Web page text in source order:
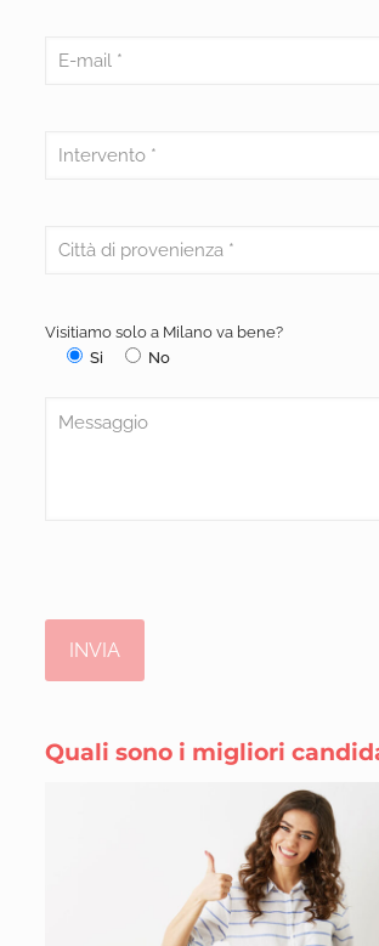
Visitiamo solo a Milano va bene?
Si
No
Quali sono i migliori